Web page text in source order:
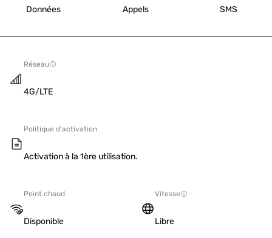
Données Appels SMS
Réseau
4G/LTE
Politique d'activation
Activation à la 1ère utilisation.
Point chaud
Disponible
Vitesse
Libre